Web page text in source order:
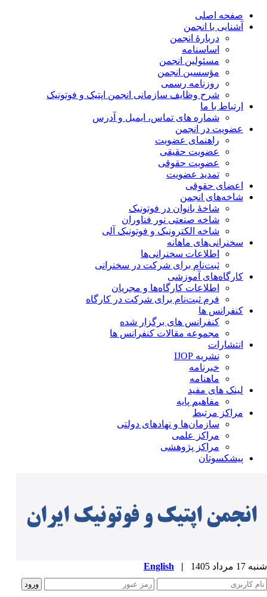
صفحه اصلی
آشنایی با انجمن
دربارۀ انجمن
اساسنامه
مسئولین انجمن
مؤسسین انجمن
روزنامه رسمی
شرح وظایف سازمانی انجمن اپتیک و فوتونیک
ارتباط با ما
شماره های تماس، ایمیل و آدرس
عضویت در انجمن
راهنمای عضویت
عضویت حقیقی
عضویت حقوقی
تمدید عضویت
اعضای حقوقی
شاخه‌های انجمن
شاخۀ بانوان در فوتونیک
شاخه صنعتی نور فناوران
شاخه‌ الکترونیک و فوتونیک آلی
سخنرانی‌های ماهانه
اطلاعات سخنرانی‌‌ها
ثبت‌نام برای شرکت در سخنرانی
کارگاه‌های آموزشی
اطلاعات کارگاه‌ها و مجریان
فرم ثبت‌نام برای شرکت در کارگاه
کنفرانس ها
کنفرانس های برگزار شده
مجموعه مقالات کنفرانس ها
انتشارات
نشریه IJOP
خبرنامه
ماهنامه
لینک های مفید
مفاهیم پایه
مراکز مرتبط
سازمان‌ها و نهادهای دولتی
مراکز علمی
مراکز پژوهشی
پیشکسوتان
مرداد 1405 |
English